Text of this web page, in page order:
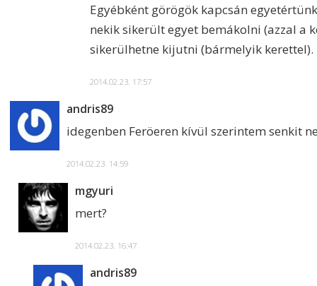
Egyébként görögök kapcsán
nekik sikerült egyet bemákolni (azzal a
sikerülhetne kijutni (bármelyik kerettel).
2014.02.23. 17:57
andris89
idegenben Feröeren kívül szerintem senkit
2014.02.23. 14:59
mgyuri
mert?
2014.02.23. 16:47
andris89